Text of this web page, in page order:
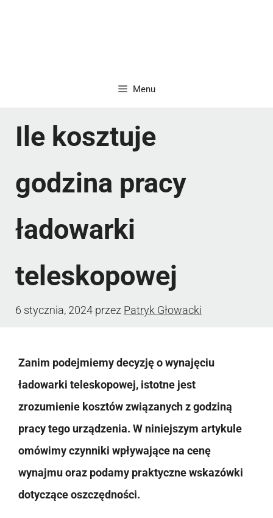
Menu
Ile kosztuje
godzina pracy
ładowarki
teleskopowej
6 stycznia, 2024 przez Patryk Głowacki
Zanim podejmiemy decyzję o wynajęciu
ładowarki teleskopowej, istotne jest
zrozumienie kosztów związanych z godziną
pracy tego urządzenia. W niniejszym artykule
omówimy czynniki wpływające na cenę
wynajmu oraz podamy praktyczne wskazówki
dotyczące oszczędności.